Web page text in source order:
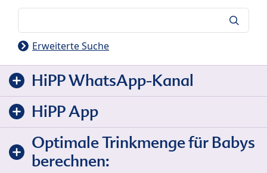
Erweiterte Suche
HiPP WhatsApp-Kanal
HiPP App
Optimale Trinkmenge für Babys
berechnen: